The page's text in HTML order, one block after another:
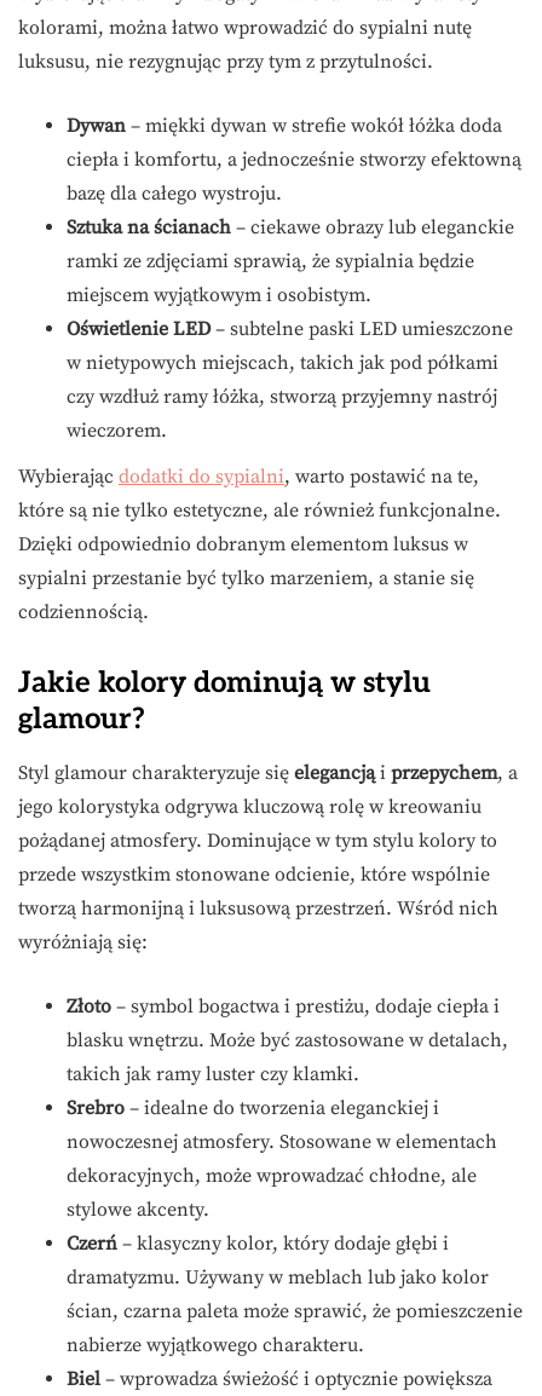
kolorami, można łatwo wprowadzić do sypialni nutę
luksusu, nie rezygnując przy tym z przytulności.
Dywan – miękki dywan w strefie wokół łóżka doda
ciepła i komfortu, a jednocześnie stworzy efektowną
bazę dla całego wystroju.
Sztuka na ścianach – ciekawe obrazy lub eleganckie
ramki ze zdjęciami sprawią, że sypialnia będzie
miejscem wyjątkowym i osobistym.
Oświetlenie LED– subtelne paski LED umieszczone
w nietypowych miejscach, takich jak pod półkami
czy wzdłuż ramy łóżka, stworzą przyjemny nastrój
wieczorem.
Wybierając dodatki do sypialni, warto postawić na te,
które są nie tylko estetyczne, ale również funkcjonalne.
Dzięki odpowiednio dobranym elementom luksus w
sypialni przestanie być tylko marzeniem, a stanie się
codziennością.
Jakie kolory dominują w stylu
glamour?
Styl glamour charakteryzuje się elegancjąi przepychem, a
jego kolorystyka odgrywa kluczową rolę w kreowaniu
pożądanej atmosfery. Dominujące w tym stylu kolory to
przede wszystkim stonowane odcienie, które wspólnie
tworzą harmonijną i luksusową przestrzeń. Wśród nich
wyróżniają się:
Złoto – symbol bogactwa i prestiżu, dodaje ciepła i
blasku wnętrzu. Może być zastosowane w detalach,
takich jak ramy luster czy klamki.
Srebro – idealne do tworzenia eleganckiej i
nowoczesnej atmosfery. Stosowane w elementach
dekoracyjnych, może wprowadzać chłodne, ale
stylowe akcenty.
Czerń – klasyczny kolor, który dodaje głębi i
dramatyzmu. Używany w meblach lub jako kolor
ścian, czarna paleta może sprawić, że pomieszczenie
nabierze wyjątkowego charakteru.
Biel – wprowadza świeżość i optycznie powiększa